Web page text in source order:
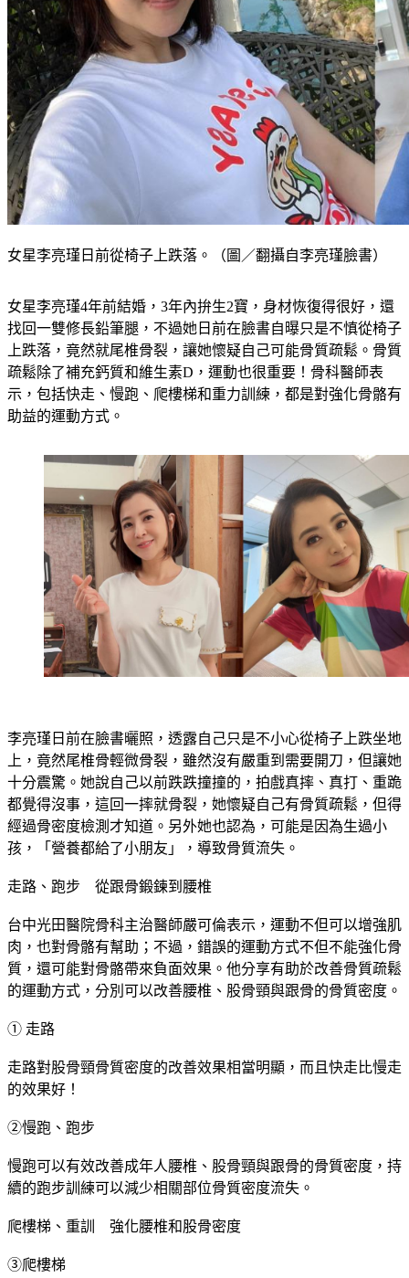
女星李亮瑾日前從椅子上跌落。（圖／翻攝自李亮瑾臉書）
女星李亮瑾4年前結婚，3年內拚生2寶，身材恢復得很好，還
找回一雙修長鉛筆腿，不過她日前在臉書自曝只是不慎從椅子
上跌落，竟然就尾椎骨裂，讓她懷疑自己可能骨質疏鬆。骨質
疏鬆除了補充鈣質和維生素D，運動也很重要！骨科醫師表
示，包括快走、慢跑、爬樓梯和重力訓練，都是對強化骨骼有
助益的運動方式。
李亮瑾日前在臉書曬照，透露自己只是不小心從椅子上跌坐地
上，竟然尾椎骨輕微骨裂，雖然沒有嚴重到需要開刀，但讓她
十分震驚。她說自己以前跌跌撞撞的，拍戲真摔、真打、重跪
都覺得沒事，這回一摔就骨裂，她懷疑自己有骨質疏鬆，但得
經過骨密度檢測才知道。另外她也認為，可能是因為生過小
孩，「營養都給了小朋友」，導致骨質流失。
走路、跑步　從跟骨鍛鍊到腰椎
台中光田醫院骨科主治醫師嚴可倫表示，運動不但可以增強肌
肉，也對骨骼有幫助；不過，錯誤的運動方式不但不能強化骨
質，還可能對骨骼帶來負面效果。他分享有助於改善骨質疏鬆
的運動方式，分別可以改善腰椎、股骨頸與跟骨的骨質密度。
① 走路
走路對股骨頸骨質密度的改善效果相當明顯，而且快走比慢走
的效果好！
②慢跑、跑步
慢跑可以有效改善成年人腰椎、股骨頸與跟骨的骨質密度，持
續的跑步訓練可以減少相關部位骨質密度流失。
爬樓梯、重訓　強化腰椎和股骨密度
③爬樓梯